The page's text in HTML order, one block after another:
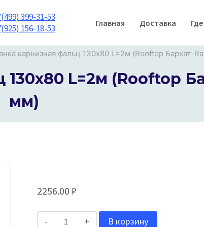
399-31-53
156-18-53
Главная Доставка
карнизная фальц 130х80 L=2м (Rooftop Бархат-
L=2м (Rooftop
мм)
2256.00 ₽
Количество
В корзину